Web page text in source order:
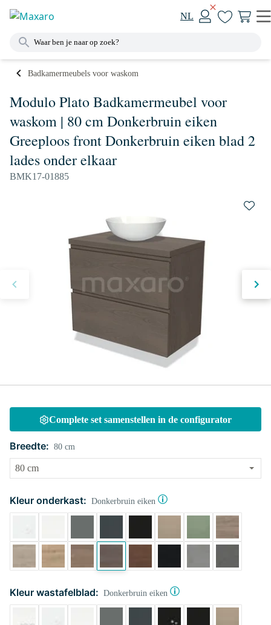
NL
Badkamermeubels voor waskom
Modulo Plato Badkamermeubel voor
waskom | 80 cm Donkerbruin eiken
Greeploos front Donkerbruin eiken blad 2
lades onder elkaar
BMK17-01885
Complete set samenstellen in de configurator
Breedte: 80 cm
Kleur onderkast: Donkerbruin eiken
Kleur wastafelblad: Donkerbruin eiken